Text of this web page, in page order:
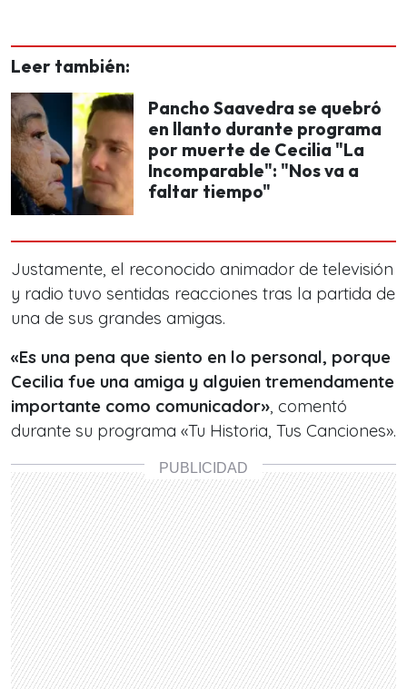
Leer también:
Pancho Saavedra se quebró
en llanto durante programa
por muerte de Cecilia "La
Incomparable": "Nos va a
faltar tiempo"
Justamente, el reconocido animador de televisión
y radio tuvo sentidas reacciones tras la partida de
una de sus grandes amigas.
«Es una pena que siento en lo personal, porque
Cecilia fue una amiga y alguien tremendamente
importante como comunicador», comentó
durante su programa «Tu Historia, Tus Canciones».